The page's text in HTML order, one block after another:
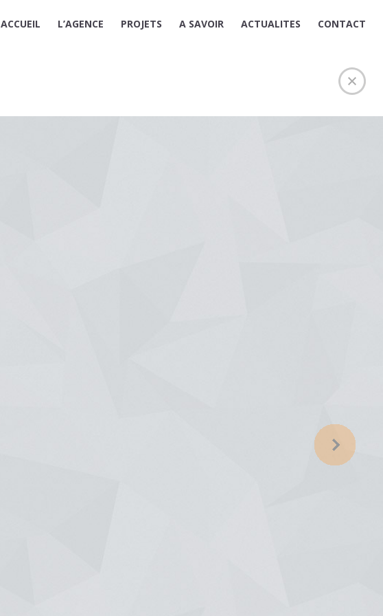
ACCUEIL L’AGENCE PROJETS A SAVOIR ACTUALITES CONTACT